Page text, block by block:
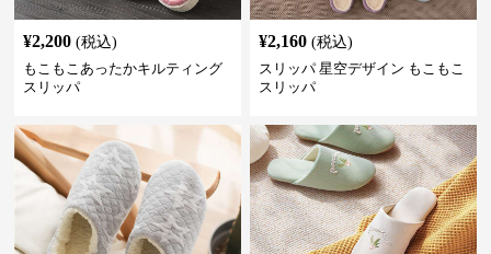
¥2,200 (税込)
もこもこあったかキルティング
スリッパ
¥2,160 (税込)
スリッパ 星空デザイン もこもこ
スリッパ